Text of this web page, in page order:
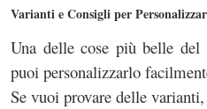
Varianti e Consigli per
Una delle cose più belle
puoi personalizzarlo
Se vuoi provare delle